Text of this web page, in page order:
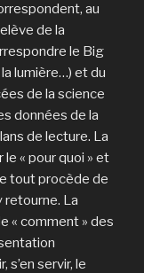
au
de la
le Big
lumière…) et du
de la science
données de la
de lecture. La
« pour quoi » et
tout procède de
retourne. La
« comment » des
s’en servir, le